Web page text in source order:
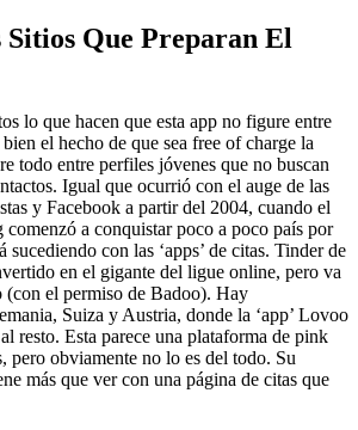
Sitios Que Preparan El
lo que hacen que esta app no figure entre
el hecho de que sea free of charge la
todo entre perfiles jóvenes que no buscan
Igual que ocurrió con el auge de las
y Facebook a partir del 2004, cuando el
a conquistar poco a poco país por
sucediendo con las ‘apps’ de citas. Tinder de
en el gigante del ligue online, pero va
(con el permiso de Badoo). Hay
Suiza y Austria, donde la ‘app’ Lovoo
resto. Esta parece una plataforma de pink
pero obviamente no lo es del todo. Su
más que ver con una página de citas que